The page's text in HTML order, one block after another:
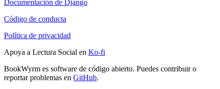
Documentación de Django
Código de conducta
Política de privacidad
Apoya a Lectura Social en Ko-fi
BookWyrm es software de código abierto. Puedes contribuir o
reportar problemas en GitHub.